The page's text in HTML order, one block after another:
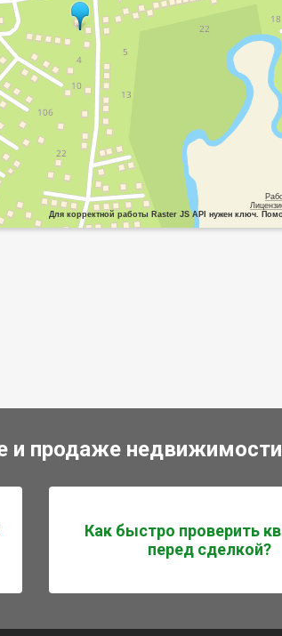
Для корректной работы Raster JS API нужен ключ.
и продаже недвижимости
Как быстро проверить
перед сделкой?